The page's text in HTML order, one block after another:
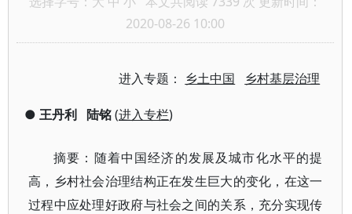
2020-08-26 10:00
进入专题： 乡土中国 乡村基层治理
● 王丹利 陆铭(进入专栏)
摘要：随着中国经济的发展及城市化水平的提
高，乡村社会治理结构正在发生巨大的变化，在这一
过程中应处理好政府与社会之间的关系，充分实现传